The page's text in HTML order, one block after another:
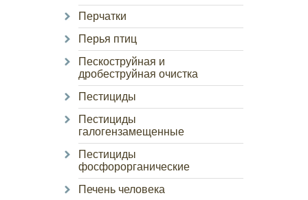
Перчатки
Перья птиц
Пескоструйная и
дробеструйная очистка
Пестициды
Пестициды
галогензамещенные
Пестициды
фосфорорганические
Печень человека